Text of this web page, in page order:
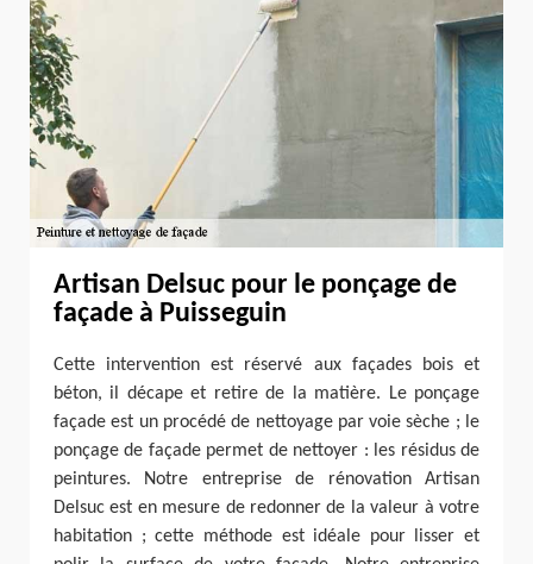
Artisan Delsuc pour le ponçage de
façade à Puisseguin
Cette intervention est réservé aux façades bois et
béton, il décape et retire de la matière. Le ponçage
façade est un procédé de nettoyage par voie sèche ; le
ponçage de façade permet de nettoyer : les résidus de
peintures. Notre entreprise de rénovation Artisan
Delsuc est en mesure de redonner de la valeur à votre
habitation ; cette méthode est idéale pour lisser et